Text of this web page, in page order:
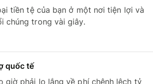
tiền tệ của bạn ở một nơi tiện lợi và
chúng trong vài giây.
quốc tế
giờ phải lo lắng về phí chênh lệch tỷ